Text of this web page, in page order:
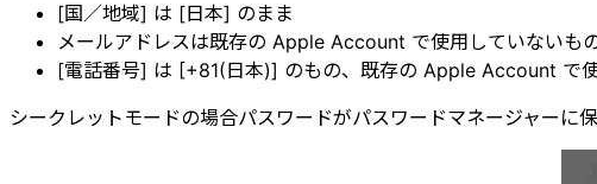
[国／地域] は [日本] のまま
メールアドレスは既存の Apple Account で使用していないも
[電話番号] は [+81(日本)] のもの、既存の Apple Account で
シークレットモードの場合パスワードがパスワードマネージャーに